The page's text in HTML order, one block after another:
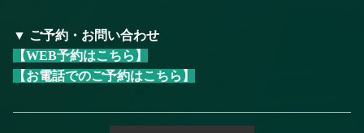
▼ ご予約・お問い合わせ
【WEB予約はこちら】
【お電話でのご予約はこちら】